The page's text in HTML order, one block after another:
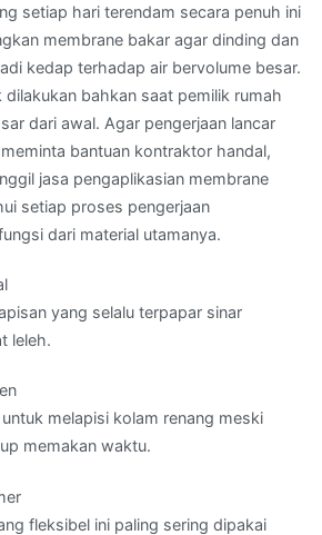
setiap hari terendam secara penuh ini
membrane bakar agar dinding dan
kedap terhadap air bervolume besar.
bahkan saat pemilik rumah
dari awal. Agar pengerjaan lancar
bantuan kontraktor handal,
jasa pengaplikasian membrane
setiap proses pengerjaan
dari material utamanya.
yang selalu terpapar sinar
leleh.
melapisi kolam renang meski
memakan waktu.
fleksibel ini paling sering dipakai